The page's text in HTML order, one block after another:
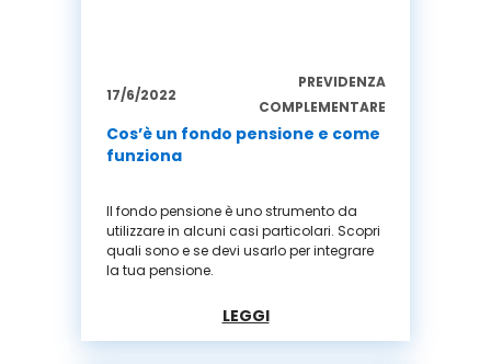
17/6/2022
PREVIDENZA
COMPLEMENTARE
Cos’è un fondo pensione e come
funziona
Il fondo pensione è uno strumento da
utilizzare in alcuni casi particolari. Scopri
quali sono e se devi usarlo per integrare
la tua pensione.
LEGGI